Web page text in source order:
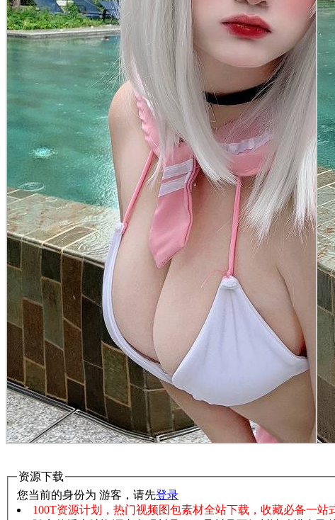
资源下载
您当前的身份为 游客，请先登录
100T资源计划，热门视频图包素材全站下载，收藏必备一站